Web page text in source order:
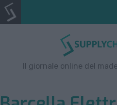
Il giornale online del